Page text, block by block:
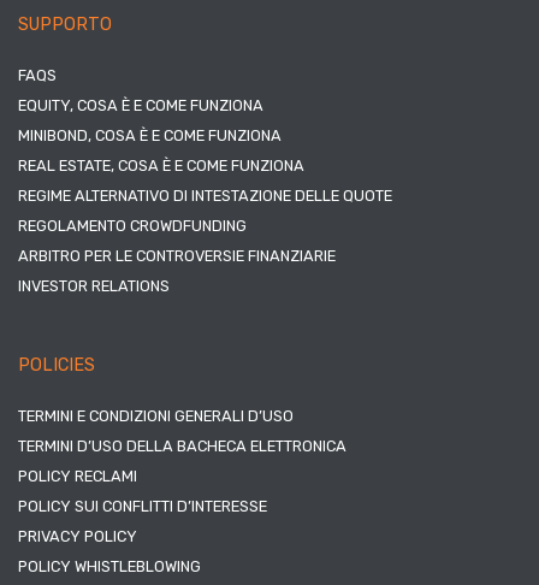
SUPPORTO
FAQS
EQUITY, COSA È E COME FUNZIONA
MINIBOND, COSA È E COME FUNZIONA
REAL ESTATE, COSA È E COME FUNZIONA
REGIME ALTERNATIVO DI INTESTAZIONE DELLE QUOTE
REGOLAMENTO CROWDFUNDING
ARBITRO PER LE CONTROVERSIE FINANZIARIE
INVESTOR RELATIONS
POLICIES
TERMINI E CONDIZIONI GENERALI D’USO
TERMINI D’USO DELLA BACHECA ELETTRONICA
POLICY RECLAMI
POLICY SUI CONFLITTI D’INTERESSE
PRIVACY POLICY
POLICY WHISTLEBLOWING